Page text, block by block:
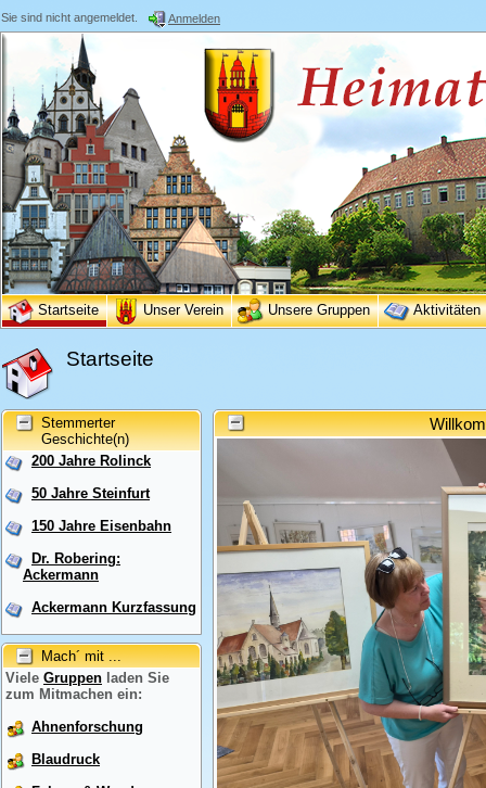
Sie sind nicht angemeldet. Anmelden
Startseite Unser Verein Unsere Gruppen Aktivitäten
Startseite
Stemmerter
Geschichte(n)
200 Jahre Rolinck
50 Jahre Steinfurt
150 Jahre Eisenbahn
Dr. Robering:
Ackermann
Ackermann Kurzfassung
Mach´ mit ...
Viele Gruppen laden Sie
zum Mitmachen ein:
Ahnenforschung
Blaudruck